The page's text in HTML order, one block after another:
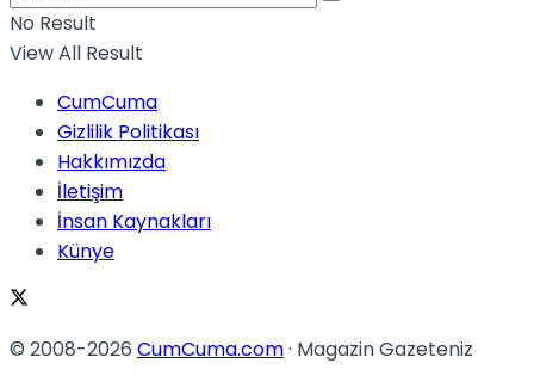
No Result
View All Result
CumCuma
Gizlilik Politikası
Hakkımızda
İletişim
İnsan Kaynakları
Künye
© 2008-2026 CumCuma.com· Magazin Gazeteniz